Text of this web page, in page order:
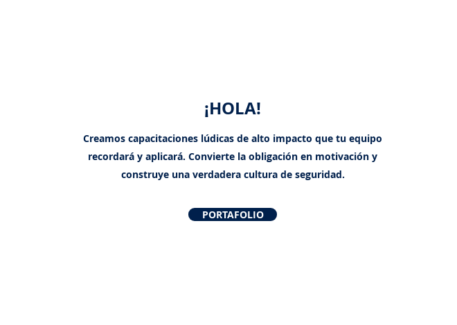
¡HOLA!
Creamos capacitaciones lúdicas de alto impacto que tu equipo
recordará y aplicará. Convierte la obligación en motivación y
construye una verdadera cultura de seguridad.
PORTAFOLIO